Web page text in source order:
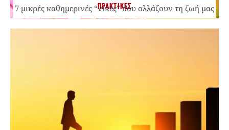
ΠΡΑΚΤΙΚΕΣ
7 μικρές καθημερινές “νίκες” που αλλάζουν τη ζωή μας